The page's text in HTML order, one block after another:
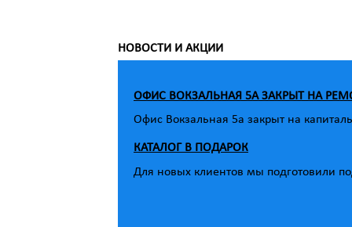
НОВОСТИ И АКЦИИ
ОФИС ВОКЗАЛЬНАЯ 5А ЗАКРЫТ НА
Офис Вокзальная 5а закрыт на
КАТАЛОГ В ПОДАРОК
Для новых клиентов мы подготовили